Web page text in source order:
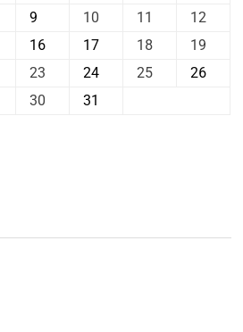
9 10 11
12
16 17 18
19
23 24 25
26
30 31